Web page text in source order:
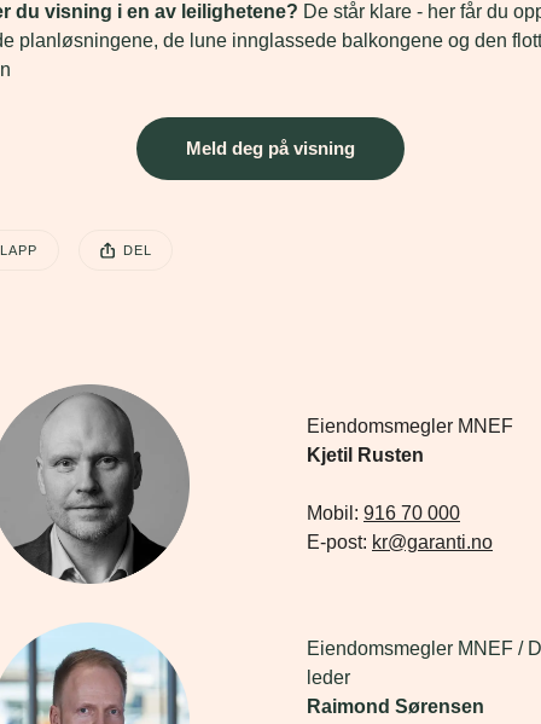
du visning i en av leilighetene? De står klare - her får du
planløsningene, de lune innglassede balkongene og den
Meld deg på visning
POSTEN HARDEL
Kjetil Rusten
Mobil: 916 70 000
E-post: kr@garanti.no
Eiendomsmegler MNEF /
Raimond Sørensen